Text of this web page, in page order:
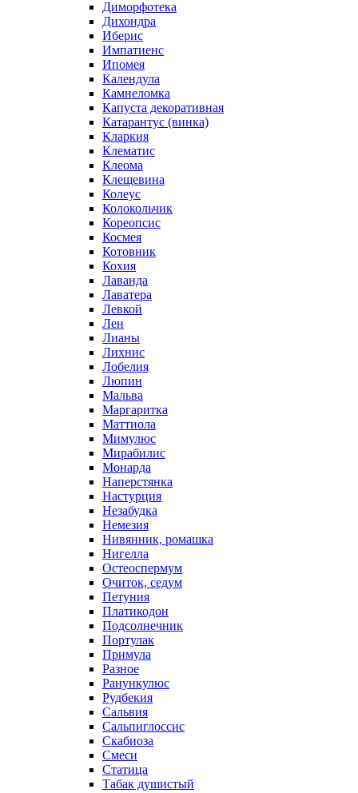
Диморфотека
Дихондра
Иберис
Импатиенс
Ипомея
Календула
Камнеломка
Капуста декоративная
Катарантус (винка)
Кларкия
Клематис
Клеома
Клещевина
Колеус
Колокольчик
Кореопсис
Космея
Котовник
Кохия
Лаванда
Лаватера
Левкой
Лен
Лианы
Лихнис
Лобелия
Люпин
Мальва
Маргаритка
Маттиола
Мимулюс
Мирабилис
Монарда
Наперстянка
Настурция
Незабудка
Немезия
Нивянник, ромашка
Нигелла
Остеоспермум
Очиток, седум
Петуния
Платикодон
Подсолнечник
Портулак
Примула
Разное
Ранункулюс
Рудбекия
Сальвия
Сальпиглоссис
Скабиоза
Смеси
Статица
Табак душистый